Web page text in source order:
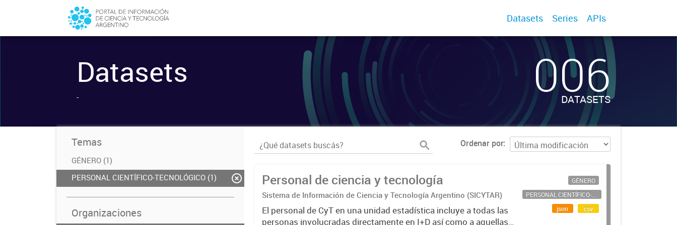
Datasets Series APIs
Datasets
- 006
DATASETS
Temas
GÉNERO (1)
PERSONAL CIENTÍFICO-TECNOLÓGICO (1)
Organizaciones
Ordenar por
Personal de ciencia y tecnología
Sistema de Información de Ciencia y Tecnología Argentino (SICYTAR)
El personal de CyT en una unidad estadística incluye a todas las
personas involucradas directamente en I+D así como a aquellas
GÉNERO
PERSONAL CIENTÍFICO-TECNOLÓGICO
json
csv